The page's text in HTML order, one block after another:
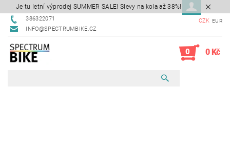
Je tu letní výprodej SUMMER SALE! Slevy na kola až 38%!
386322071
INFO@SPECTRUMBIKE.CZ
CZK EUR
0 0 Kč